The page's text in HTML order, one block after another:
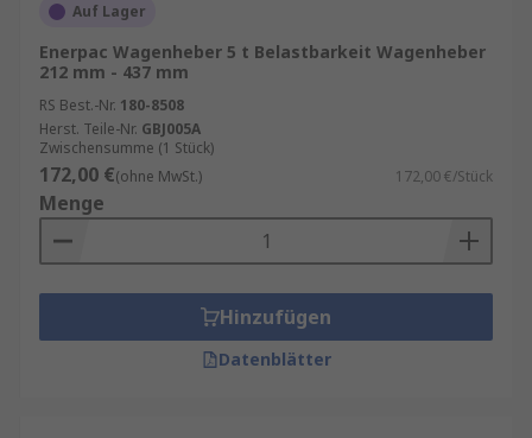
Auf Lager
Enerpac Wagenheber 5 t Belastbarkeit Wagenheber
212 mm - 437 mm
RS Best.-Nr. 180-8508
Herst. Teile-Nr. GBJ005A
Zwischensumme (1 Stück)
172,00 €(ohne MwSt.) 172,00 €/Stück
Menge
Hinzufügen
Datenblätter